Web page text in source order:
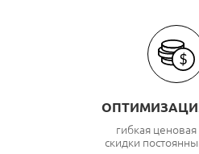
гибкая
скидки